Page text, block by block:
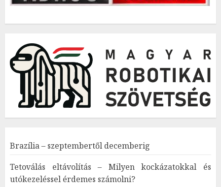
Brazília – szeptembertől decemberig
Tetoválás eltávolítás – Milyen kockázatokkal és
utókezeléssel érdemes számolni?